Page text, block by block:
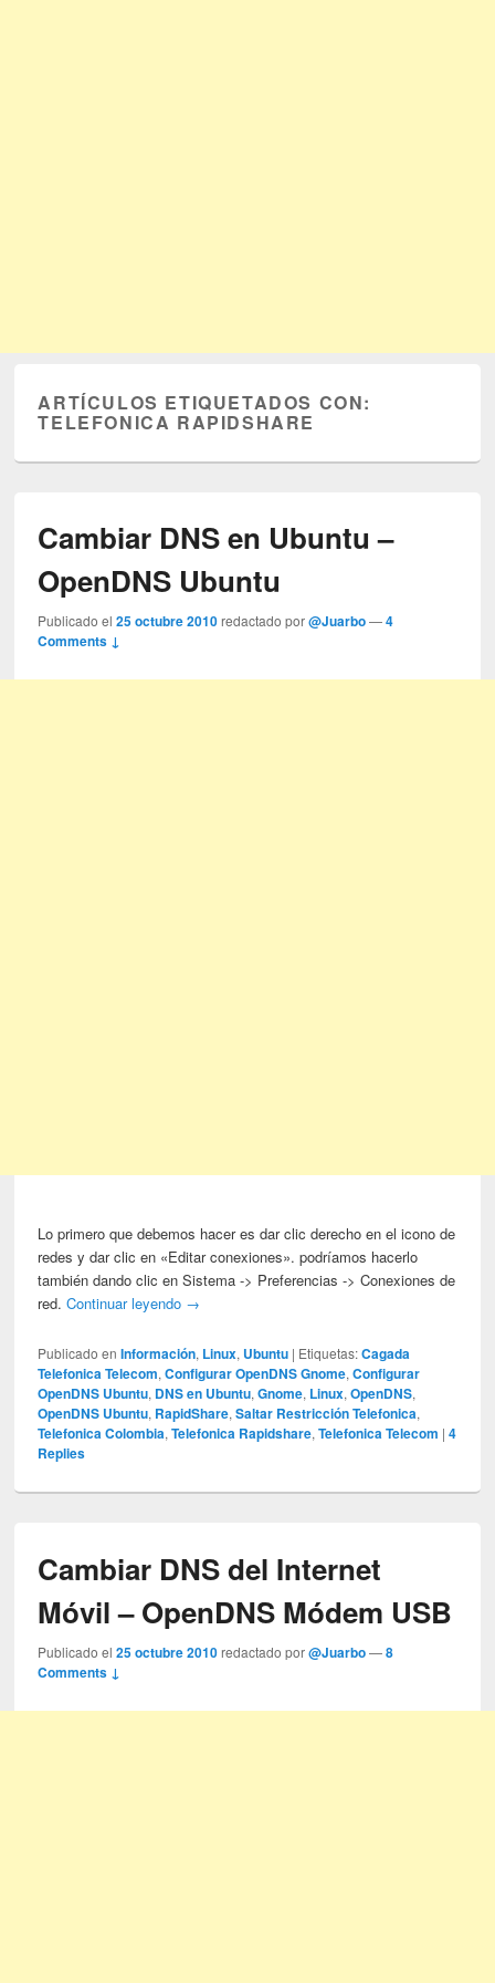
ARTÍCULOS ETIQUETADOS CON:
TELEFONICA RAPIDSHARE
Cambiar DNS en Ubuntu –
OpenDNS Ubuntu
Publicado el25 octubre 2010 redactado por@Juarbo —4
Comments ↓
Lo primero que debemos hacer es dar clic derecho en el icono de
redes y dar clic en «Editar conexiones». podríamos hacerlo
también dando clic en Sistema -> Preferencias -> Conexiones de
red.Continuar leyendo →
Publicado en Información, Linux, Ubuntu | Etiquetas: Cagada
Telefonica Telecom,Configurar OpenDNS Gnome,Configurar
OpenDNS Ubuntu, DNS en Ubuntu,Gnome, Linux,OpenDNS,
OpenDNS Ubuntu, RapidShare,Saltar Restricción Telefonica,
Telefonica Colombia,Telefonica Rapidshare,Telefonica Telecom |4
Replies
Cambiar DNS del Internet
Móvil – OpenDNS Módem USB
Publicado el25 octubre 2010 redactado por@Juarbo —8
Comments ↓